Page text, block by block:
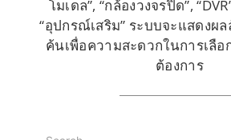
โมเดล”, “กล้องวงจรปิด”,
“อุปกรณ์เสริม” ระบบจะแสดงผ
ค้นเพื่อความสะดวกในการเลื
ต้องการ